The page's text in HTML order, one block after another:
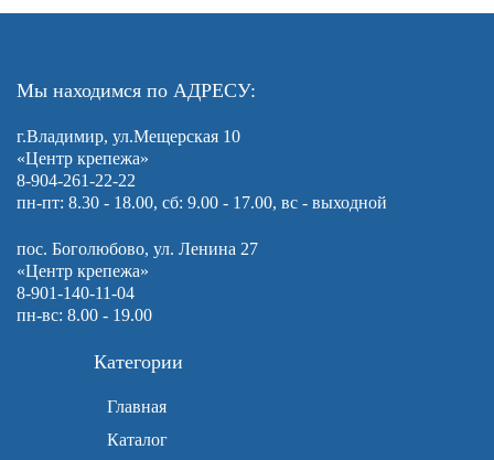
Мы находимся по АДРЕСУ:
г.Владимир, ул.Мещерская 10
«Центр крепежа»
8-904-261-22-22
пн-пт: 8.30 - 18.00, сб: 9.00 - 17.00, вс - выходной
пос. Боголюбово, ул. Ленина 27
«Центр крепежа»
8-901-140-11-04
пн-вс: 8.00 - 19.00
Категории
Главная
Каталог